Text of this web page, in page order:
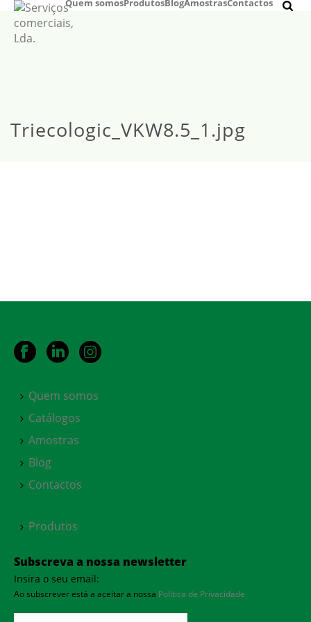
Quem somosProdutosBlogAmostrasContactos
Triecologic_VKW8.5_1.jpg
Quem somos
Catálogos
Amostras
Blog
Contactos
Produtos
Subscreva a nossa newsletter
Insira o seu email:
Ao subscrever está a aceitar a nossa Política de Privacidade